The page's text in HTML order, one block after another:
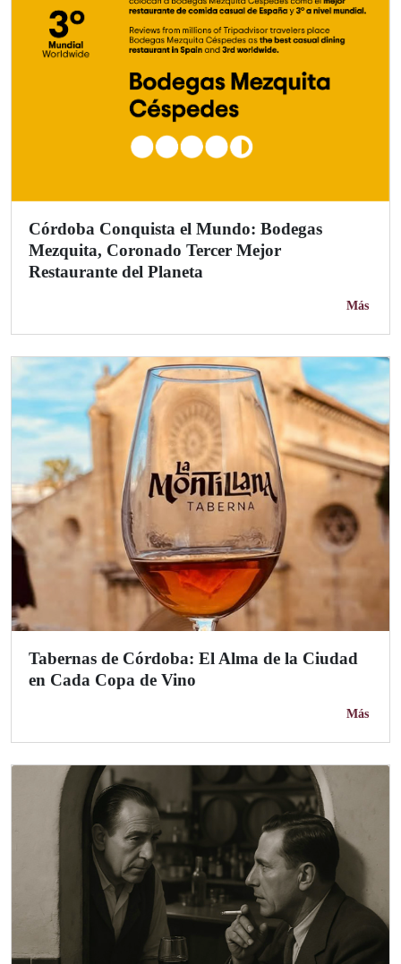
Córdoba Conquista el Mundo: Bodegas
Mezquita, Coronado Tercer Mejor
Restaurante del Planeta
Más
Tabernas de Córdoba: El Alma de la Ciudad
en Cada Copa de Vino
Más